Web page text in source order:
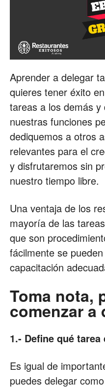
Aprender a delegar
quieres tener éxito
tareas a los demás
nuestras funciones
dediquemos a otros
relevantes para el
y disfrutaremos sin
nuestro tiempo libre.
Una ventaja de los
mayoría de las
que son
fácilmente se
capacitación
Toma nota,
comenzar a
1.- Define qué
Es igual de
puedes delegar